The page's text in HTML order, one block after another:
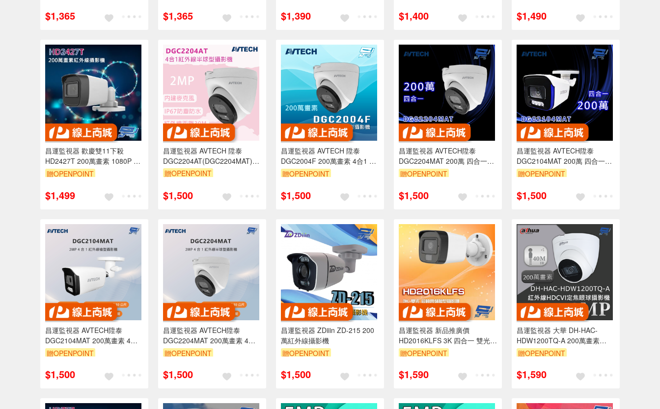
$1,365 $1,365 $1,390 $1,400 $1,490
昌運監視器 歡慶雙11下殺
HD2427T 200萬畫素 1080P 四
合一 智慧紅外線夜視攝影機 黑
贈OPENPOINT
$1,499
昌運監視器 AVTECH 陞泰
DGC2204AT(DGC2204MAT)
200萬畫素 4合1紅外線半球型攝
贈OPENPOINT
$1,500
昌運監視器 AVTECH 陞泰
DGC2004F 200萬畫素 4合1 紅
外線半球型攝影機 停產(以新款
贈OPENPOINT
$1,500
昌運監視器 AVTECH陞泰
DGC2204MAT 200萬 四合一紅
外線半球型攝影機 內建麥克風
贈OPENPOINT
$1,500
昌運監視器 AVTECH陞泰
DGC2104MAT 200萬 四合一紅
外線槍型攝影機 內建麥克風
贈OPENPOINT
$1,500
昌運監視器 AVTECH陞泰
DGC2104MAT 200萬畫素 4合1
紅外線槍型攝影機 內建麥克風
贈OPENPOINT
$1,500
昌運監視器 AVTECH陞泰
DGC2204MAT 200萬畫素 4合1
紅外線半球型攝影機 內建麥克風
贈OPENPOINT
$1,500
昌運監視器 ZDiiin ZD-215 200
萬紅外線攝影機
贈OPENPOINT
$1,500
昌運監視器 新品推廣價
HD2016KLFS 3K 四合一 雙光同
軸音頻槍型攝影機 內建麥克風
贈OPENPOINT
$1,590
昌運監視器 大華 DH-HAC-
HDW1200TQ-A 200萬畫素
2MP紅外線HDCVI定焦眼球攝影
贈OPENPOINT
$1,590